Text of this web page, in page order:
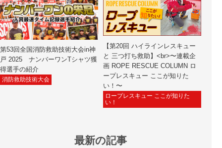
第53回全国消防救助技術大会in神
戸 2025 ナンバーワンTシャツ獲
得選手の紹介
消防救助技術大会
【第20回 ハイラインレスキュー
と 三つ打ち救助】<br>〜連載企
画 ROPE RESCUE COLUMN ロ
ープレスキュー ここが知りた
い！〜
ロープレスキュー ここが知りた
い！
最新の記事